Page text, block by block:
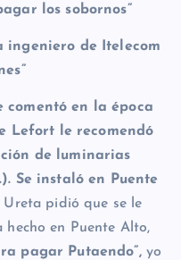
los sobornos”
ingeniero de Itelecom
comentó en la época
Lefort le recomendó
de luminarias
Se instaló en Puente
Ureta pidió que se le
en Puente Alto,
pagar Putaendo”,yo